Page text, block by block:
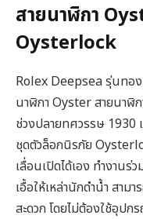
สายนาฬิกา
Oysterlock
Rolex Deepsea รุ่นทอง
นาฬิกา Oyster สายนาฬิ
ช่วงปลายทศวรรษ 1930
ชุดตัวล็อกนิรภัย
เลื่อนเปิดได้เอง ทำงาน
เอื้อให้เหล่านักดำน้ำ สาม
สะดวก โดยไม่ต้องใช้อุป